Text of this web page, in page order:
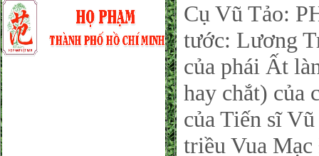
Cụ Vũ Tảo:
tước: Lương
của phái Ất
hay chắt) của
của Tiến sĩ
triều Vua